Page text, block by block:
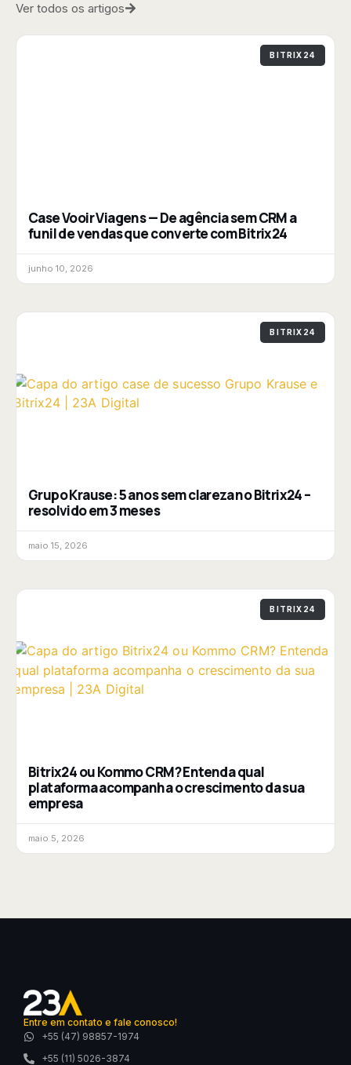
Ver todos os artigos
BITRIX24
Case Vooir Viagens — De agência sem CRM a
funil de vendas que converte com Bitrix24
junho 10, 2026
BITRIX24
Grupo Krause: 5 anos sem clareza no Bitrix24 –
resolvido em 3 meses
maio 15, 2026
BITRIX24
Bitrix24 ou Kommo CRM? Entenda qual
plataforma acompanha o crescimento da sua
empresa
maio 5, 2026
Entre em contato e fale conosco!
+55 (47) 98857-1974
+55 (11) 5026-3874